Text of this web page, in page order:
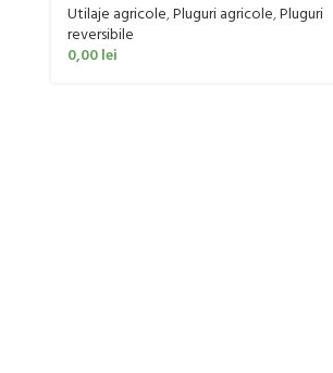
Utilaje agricole,Pluguri agricole,Pluguri
reversibile
0,00lei